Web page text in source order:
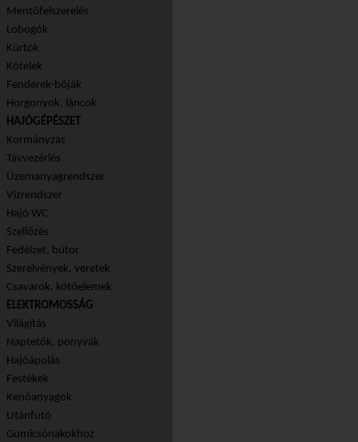
Mentőfelszerelés
Lobogók
Kürtök
Kötelek
Fenderek-bóják
Horgonyok, láncok
HAJÓGÉPÉSZET
Kormányzás
Távvezérlés
Üzemanyagrendszer
Vízrendszer
Hajó WC
Szellőzés
Fedélzet, bútor
Szerelvények, veretek
Csavarok, kötőelemek
ELEKTROMOSSÁG
Világítás
Naptetők, ponyvák
Hajóápolás
Festékek
Kenőanyagok
Utánfutó
Gumicsónakokhoz